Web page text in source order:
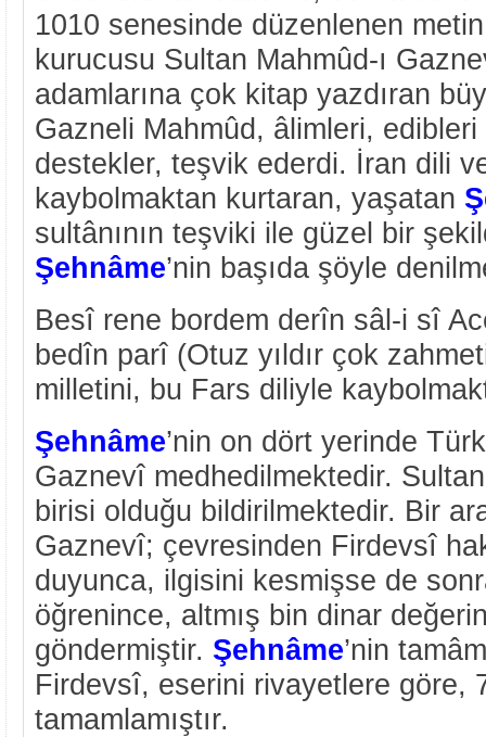
1010 senesinde düzenlenen
kurucusu Sultan Mahmûd-ı
adamlarına çok kitap yazdıran
Gazneli Mahmûd, âlimleri,
destekler, teşvik ederdi. İran dili
kaybolmaktan kurtaran, yaşatan
sultânının teşviki ile güzel bir
Şehnâme’nin başıda şöyle
Besî rene bordem derîn sâl-i sî
bedîn parî (Otuz yıldır çok
milletini, bu Fars diliyle
Şehnâme’nin on dört yerinde
Gaznevî medhedilmektedir.
birisi olduğu bildirilmektedir. Bir
Gaznevî; çevresinden Firdevsî
duyunca, ilgisini kesmişse de
öğrenince, altmış bin dinar
göndermiştir. Şehnâme’nin
Firdevsî, eserini rivayetlere göre,
tamamlamıştır.